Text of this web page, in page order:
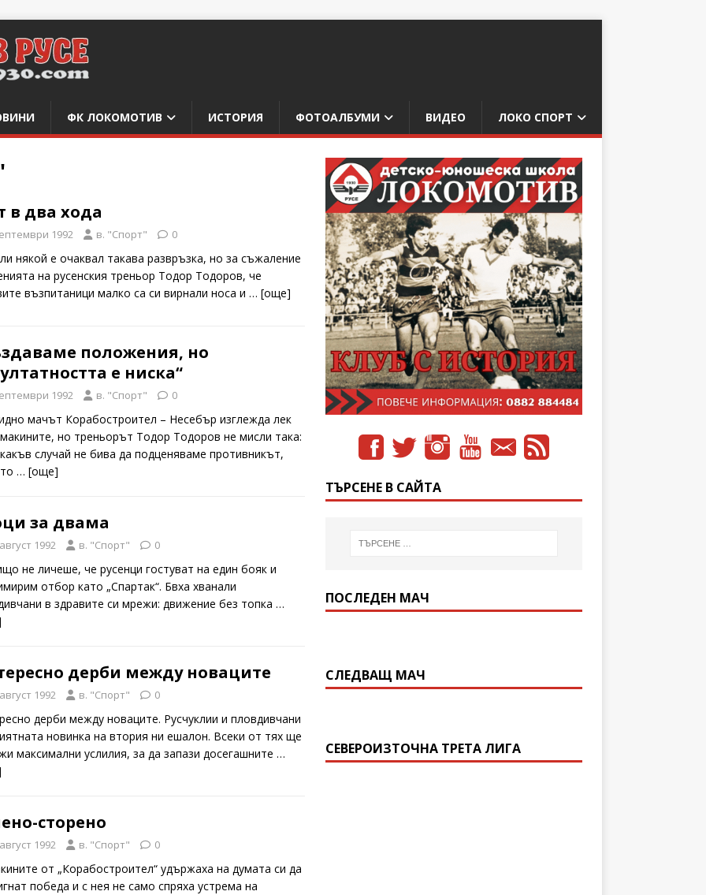
ФК ЛОКОМОТИВ ИСТОРИЯ ФОТОАЛБУМИ ВИДЕО ЛОКО СПОРТ
в два хода
1992 в. "Спорт" 0
някой е очаквал такава развръзка, но за съжаление
на русенския треньор Тодор Тодоров, че
възпитаници малко са си вирнали носа и … [oще]
положения, но
е ниска“
1992 в. "Спорт" 0
мачът Корабостроител – Несебър изглежда лек
но треньорът Тодор Тодоров не мисли така:
случай не бива да подценяваме противникът,
… [oще]
за двама
1992 в. "Спорт" 0
не личеше, че русенци гостуват на един бояк и
отбор като „Спартак“. Бвха хванали
в здравите си мрежи: движение без топка …
дерби между новаците
1992 в. "Спорт" 0
дерби между новаците. Русчуклии и пловдивчани
новинка на втория ни ешалон. Всеки от тях ще
максимални услилия, за да запази досегашните …
сторено
1992 в. "Спорт" 0
от „Корабостроител“ удържаха на думата си да
победа и с нея не само спряха устрема на
ТЪРСЕНЕ В САЙТА
ПОСЛЕДЕН МАЧ
СЛЕДВАЩ МАЧ
СЕВЕРОИЗТОЧНА ТРЕТА ЛИГА